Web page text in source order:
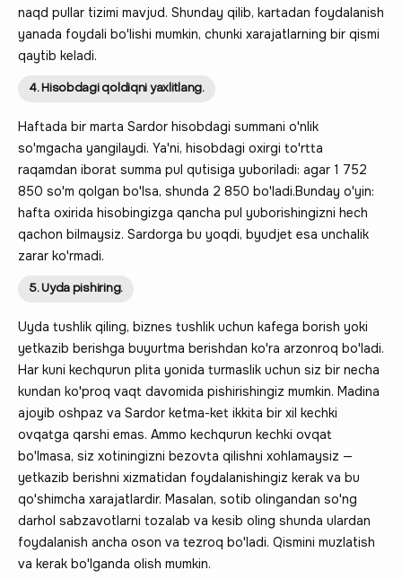
naqd pullar tizimi mavjud. Shunday qilib, kartadan foydalanish
yanada foydali bo'lishi mumkin, chunki xarajatlarning bir qismi
qaytib keladi.
4. Hisobdagi qoldiqni yaxlitlang.
Haftada bir marta Sardor hisobdagi summani o'nlik
so'mgacha yangilaydi. Ya'ni, hisobdagi oxirgi to'rtta
raqamdan iborat summa pul qutisiga yuboriladi: agar 1 752
850 so'm qolgan bo'lsa, shunda 2 850 bo'ladi.Bunday o'yin:
hafta oxirida hisobingizga qancha pul yuborishingizni hech
qachon bilmaysiz. Sardorga bu yoqdi, byudjet esa unchalik
zarar ko'rmadi.
5. Uyda pishiring.
Uyda tushlik qiling, biznes tushlik uchun kafega borish yoki
yetkazib berishga buyurtma berishdan ko'ra arzonroq bo'ladi.
Har kuni kechqurun plita yonida turmaslik uchun siz bir necha
kundan ko'proq vaqt davomida pishirishingiz mumkin. Madina
ajoyib oshpaz va Sardor ketma-ket ikkita bir xil kechki
ovqatga qarshi emas. Ammo kechqurun kechki ovqat
bo'lmasa, siz xotiningizni bezovta qilishni xohlamaysiz —
yetkazib berishni xizmatidan foydalanishingiz kerak va bu
qo'shimcha xarajatlardir. Masalan, sotib olingandan so'ng
darhol sabzavotlarni tozalab va kesib oling shunda ulardan
foydalanish ancha oson va tezroq bo'ladi. Qismini muzlatish
va kerak bo'lganda olish mumkin.